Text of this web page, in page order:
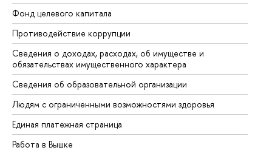
Фонд целевого капитала
Противодействие коррупции
Сведения о доходах, расходах, об имуществе и
обязательствах имущественного характера
Сведения об образовательной организации
Людям с ограниченными возможностями здоровья
Единая платежная страница
Работа в Вышке